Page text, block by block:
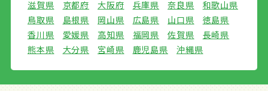
滋賀県
京都府 大阪府 兵庫県 奈良県
和歌山県
鳥取県
島根県 岡山県 広島県 山口県
徳島県
香川県
愛媛県 高知県 福岡県 佐賀県
長崎県
熊本県
大分県 宮崎県 鹿児島県 沖縄県